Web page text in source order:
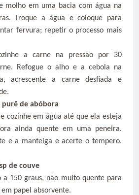
molho em uma bacia com água na
Troque a água e coloque para
fervura; repetir o processo mais
a carne na pressão por 30
Refogue o alho e a cebola na
acrescente a carne desfiada e
de abóbora
cozinhe em água até que ela esteja
ainda quente em uma peneira.
e a manteiga e acerte o tempero.
de couve
a 150 graus, não muito quente para
papel absorvente.